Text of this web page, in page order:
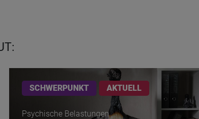
SCHWERPUNKT AKTUELL
Psychische Belastungen